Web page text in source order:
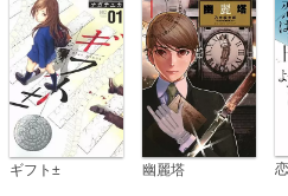
ギフト± 幽麗塔